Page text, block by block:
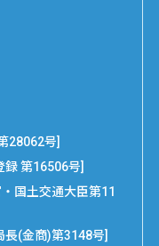
28062号]
第16506号]
国土交通大臣第11
長(金商)第3148号]